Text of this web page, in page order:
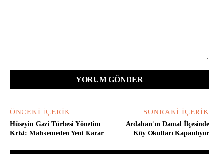
ÖNCEKI İÇERIK
Hüseyin Gazi Türbesi Yönetim
Krizi: Mahkemeden Yeni Karar
SONRAKI İÇERIK
Ardahan’ın Damal İlçesinde
Köy Okulları Kapatılıyor